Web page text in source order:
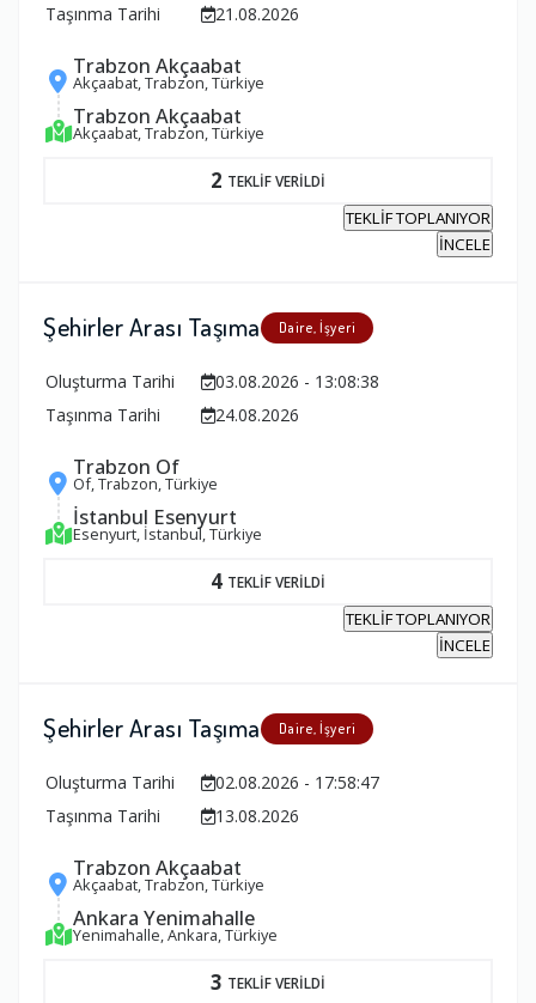
Taşınma Tarihi
21.08.2026
Trabzon Akçaabat
Akçaabat, Trabzon, Türkiye
Trabzon Akçaabat
Akçaabat, Trabzon, Türkiye
2 TEKLİF VERİLDİ
TEKLİF TOPLANIYOR
İNCELE
Şehirler Arası Taşıma Daire, İşyeri
Oluşturma Tarihi
03.08.2026 - 13:08:38
Taşınma Tarihi
24.08.2026
Trabzon Of
Of, Trabzon, Türkiye
İstanbul Esenyurt
Esenyurt, İstanbul, Türkiye
4 TEKLİF VERİLDİ
TEKLİF TOPLANIYOR
İNCELE
Şehirler Arası Taşıma Daire, İşyeri
Oluşturma Tarihi
02.08.2026 - 17:58:47
Taşınma Tarihi
13.08.2026
Trabzon Akçaabat
Akçaabat, Trabzon, Türkiye
Ankara Yenimahalle
Yenimahalle, Ankara, Türkiye
3 TEKLİF VERİLDİ